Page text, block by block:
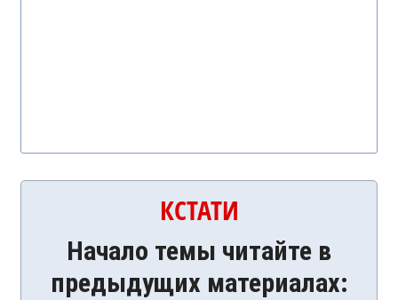
КСТАТИ
Начало темы читайте в
предыдущих материалах: